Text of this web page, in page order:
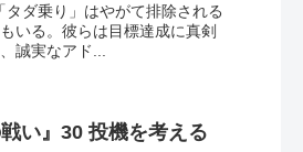
ダ乗り」はやがて排除される
いる。彼らは目標達成に真剣
誠実なアド...
い』30 投機を考える